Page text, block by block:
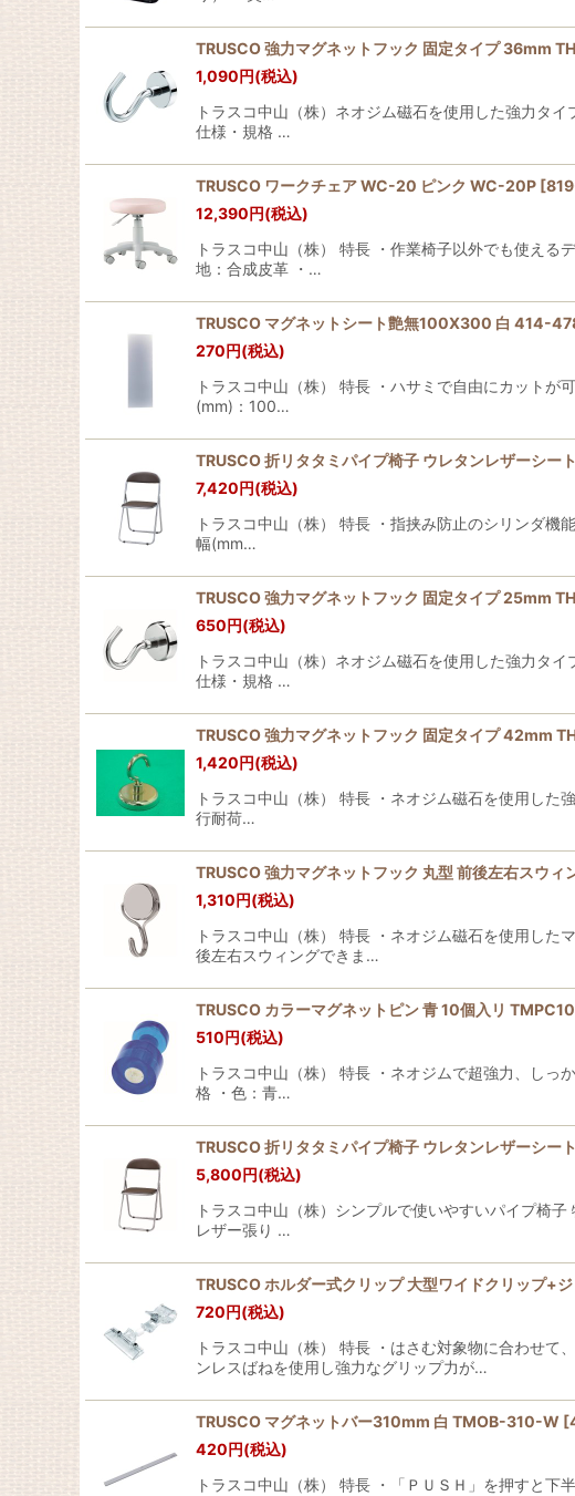
TRUSCO 強力マグネットフック 固定タイプ 36mm
1,090円(税込)
トラスコ中山（株）ネオジム磁石を使用した強力タ
仕様・規格 …
TRUSCO ワークチェア WC-20 ピンク WC-20P
12,390円(税込)
トラスコ中山（株） 特長 ・作業椅子以外でも使え
地：合成皮革 ・…
TRUSCO マグネットシート艶無100X300 白 414-
270円(税込)
トラスコ中山（株） 特長 ・ハサミで自由にカット
(mm)：100…
TRUSCO 折リタタミパイプ椅子 ウレタンレザーシ
7,420円(税込)
トラスコ中山（株） 特長 ・指挟み防止のシリンダ
幅(mm…
TRUSCO 強力マグネットフック 固定タイプ 25mm
650円(税込)
トラスコ中山（株）ネオジム磁石を使用した強力タ
仕様・規格 …
TRUSCO 強力マグネットフック 固定タイプ 42mm
1,420円(税込)
トラスコ中山（株） 特長 ・ネオジム磁石を使用し
行耐荷…
TRUSCO 強力マグネットフック 丸型 前後左右スウ
1,310円(税込)
トラスコ中山（株） 特長 ・ネオジム磁石を使用し
後左右スウィングできま…
TRUSCO カラーマグネットピン 青 10個入リ
510円(税込)
トラスコ中山（株） 特長 ・ネオジムで超強力、し
格 ・色：青…
TRUSCO 折リタタミパイプ椅子 ウレタンレザーシ
5,800円(税込)
トラスコ中山（株）シンプルで使いやすいパイプ椅
レザー張り …
TRUSCO ホルダー式クリップ 大型ワイドクリップ
720円(税込)
トラスコ中山（株） 特長 ・はさむ対象物に合わせ
ンレスばねを使用し強力なグリップ力が…
TRUSCO マグネットバー310mm 白 TMOB-310-W
420円(税込)
トラスコ中山（株） 特長 ・「ＰＵＳＨ」を押すと